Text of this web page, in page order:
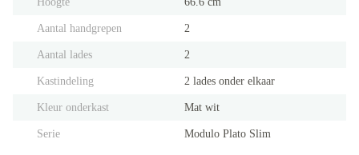
Aantal handgrepen 2
Aantal lades 2
Kastindeling 2 lades onder elkaar
Kleur onderkast Mat wit
Serie Modulo Plato Slim